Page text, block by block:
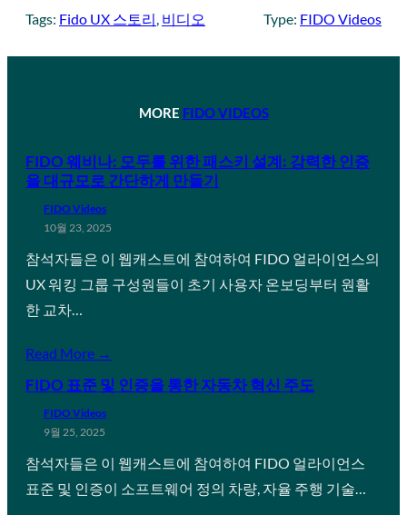
Tags: Fido UX 스토리 비디오 Type: FIDO Videos
MORE FIDO VIDEOS
FIDO 웨비나: 모두를 위한 패스키 설계: 강력한 인증
을 대규모로 간단하게 만들기
FIDO Videos
10월 23, 2025
참석자들은 이 웹캐스트에 참여하여 FIDO 얼라이언스의
UX 워킹 그룹 구성원들이 초기 사용자 온보딩부터 원활
한 교차…
Read More →
FIDO 표준 및 인증을 통한 자동차 혁신 주도
FIDO Videos
9월 25, 2025
참석자들은 이 웹캐스트에 참여하여 FIDO 얼라이언스
표준 및 인증이 소프트웨어 정의 차량, 자율 주행 기술…